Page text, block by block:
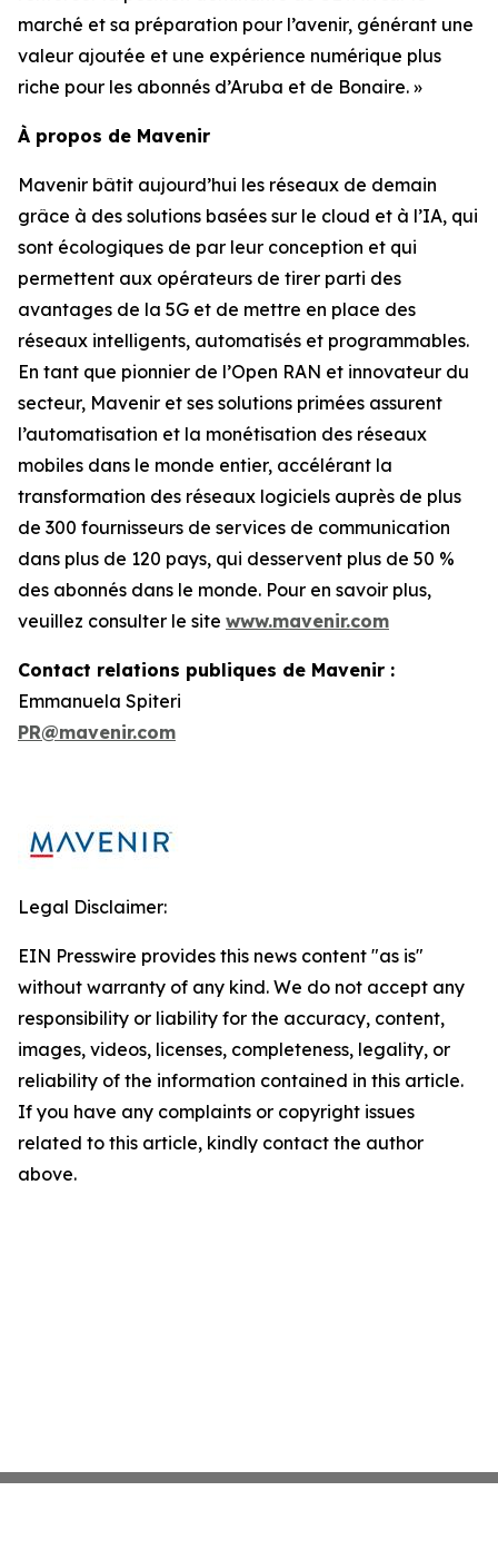
marché et sa préparation pour l’avenir, générant une
valeur ajoutée et une expérience numérique plus
riche pour les abonnés d’Aruba et de Bonaire. »
À propos de Mavenir
Mavenir bâtit aujourd’hui les réseaux de demain
grâce à des solutions basées sur le cloud et à l’IA, qui
sont écologiques de par leur conception et qui
permettent aux opérateurs de tirer parti des
avantages de la 5G et de mettre en place des
réseaux intelligents, automatisés et programmables.
En tant que pionnier de l’Open RAN et innovateur du
secteur, Mavenir et ses solutions primées assurent
l’automatisation et la monétisation des réseaux
mobiles dans le monde entier, accélérant la
transformation des réseaux logiciels auprès de plus
de 300 fournisseurs de services de communication
dans plus de 120 pays, qui desservent plus de 50 %
des abonnés dans le monde. Pour en savoir plus,
veuillez consulter le site www.mavenir.com
Contact relations publiques de Mavenir :
Emmanuela Spiteri
PR@mavenir.com
Legal Disclaimer:
EIN Presswire provides this news content "as is"
without warranty of any kind. We do not accept any
responsibility or liability for the accuracy, content,
images, videos, licenses, completeness, legality, or
reliability of the information contained in this article.
If you have any complaints or copyright issues
related to this article, kindly contact the author
above.